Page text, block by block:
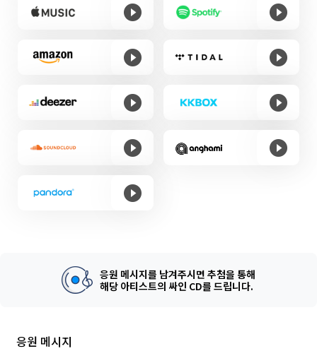
응원 메시지를 남겨주시면 추첨을 통해
해당 아티스트의 싸인 CD를 드립니다.
응원 메시지